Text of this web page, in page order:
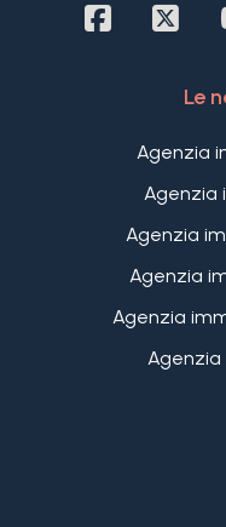
Le
Agenzia
Agenzia
Agenzia
Agenzia
Agenzia
Agenzia